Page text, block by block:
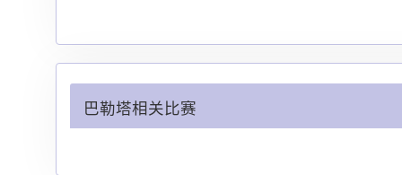
巴勒塔相关比赛